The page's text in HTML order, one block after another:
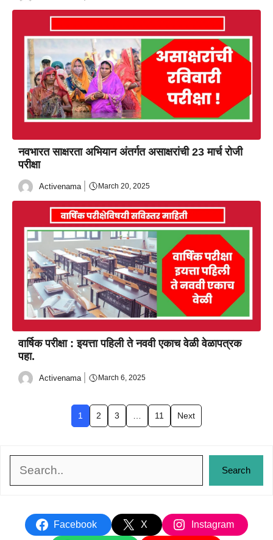
नवभारत साक्षरता अभियान अंतर्गत असाक्षरांची 23 मार्च रोजी
परीक्षा
Activenama March 20, 2025
वार्षिक परीक्षा : इयत्ता पहिली ते नववी एकाच वेळी वेळापत्रक
पहा.
Activenama March 6, 2025
1 2 3 … 11 Next
Search
Search
Facebook X Instagram